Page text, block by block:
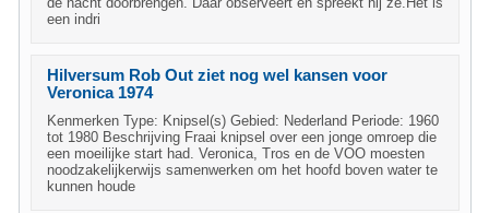
een indri
Hilversum Rob Out ziet nog wel kansen voor
Veronica 1974
Kenmerken Type: Knipsel(s) Gebied: Nederland Periode: 1960
tot 1980 Beschrijving Fraai knipsel over een jonge omroep die
een moeilijke start had. Veronica, Tros en de VOO moesten
noodzakelijkerwijs samenwerken om het hoofd boven water te
kunnen houde